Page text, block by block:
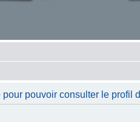
pouvoir consulter le profil